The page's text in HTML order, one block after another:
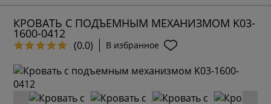
КРОВАТЬ С ПОДЪЕМНЫМ МЕХАНИЗМОМ K03-
1600-0412
(0.0) В избранное